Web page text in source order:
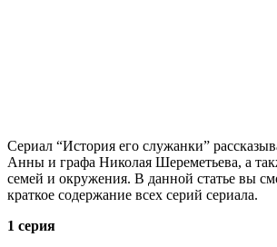
Сериал “История его служанки”
Анны и графа Николая Шереметьева, а
семей и окружения. В данной статье вы
краткое содержание всех серий сериала.
1 серия